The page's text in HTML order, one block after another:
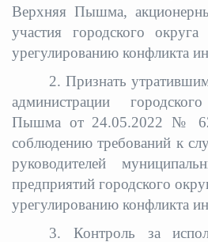
Верхняя Пышма,
участия городского
урегулированию конфликта
2. Признать
администрации
Пышма от 24.05.2022 №
соблюдению требований к
руководителей
предприятий городского
урегулированию конфликта
3. Контроль за